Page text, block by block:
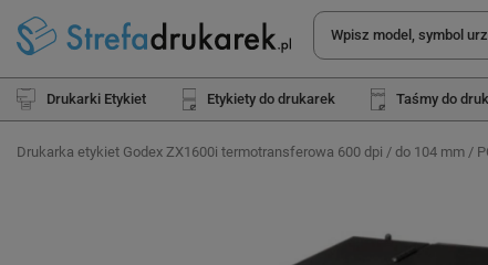
Drukarki Etykiet Etykiety do drukarek Taśmy do
Drukarka etykiet Godex ZX1600i termotransferowa 600 dpi / do 104 mm /